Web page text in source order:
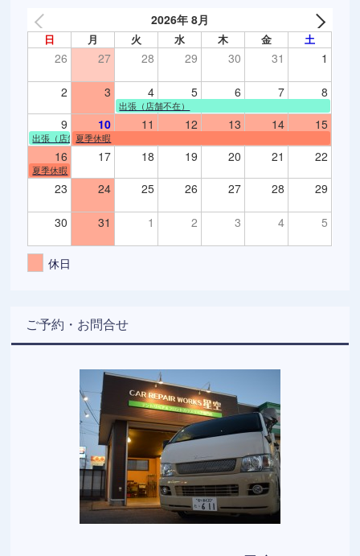
2026年 8月
日 月 火 水 木 金 土
26 27 28 29 30 31 1
2 3 4 5 6 7 8
出張（店舗不在）
9 10 11 12 13 14 15
出張（店舗不在）
夏季休暇
16 17 18 19 20 21 22
夏季休暇
23 24 25 26 27 28 29
30 31 1 2 3 4 5
休日
ご予約・お問合せ